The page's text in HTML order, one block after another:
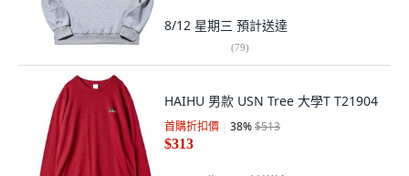
8/12 星期三 預計送達
(79)
HAIHU 男款 USN Tree 大學T T21904
首購折扣價 38%$513
$313